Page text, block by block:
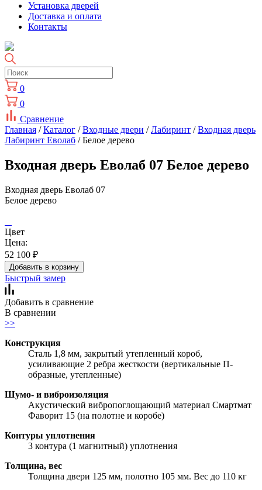
Установка дверей
Доставка и оплата
Контакты
0
0
Сравнение
Главная /Каталог /Входные двери /Лабиринт /Входная дверь
Лабиринт Еволаб / Белое дерево
Входная дверь Еволаб 07 Белое дерево
Входная дверь Еволаб 07
Белое дерево
Цвет
Цена:
52 100 ₽
Добавить в корзину
Быстрый замер
Добавить в сравнение
В сравнении
>>
Конструкция
Сталь 1,8 мм, закрытый утепленный короб,
усиливающие 2 ребра жесткости (вертикальные П-
образные, утепленные)
Шумо- и виброизоляция
Акустический вибропоглощающий материал Смартмат
Фаворит 15 (на полотне и коробе)
Контуры уплотнения
3 контура (1 магнитный) уплотнения
Толщина, вес
Толщина двери 125 мм, полотно 105 мм. Вес до 110 кг